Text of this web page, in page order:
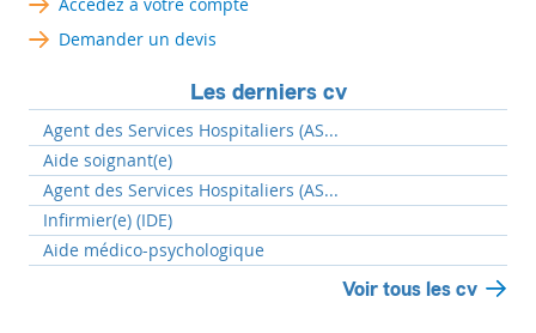
Demander un devis
Les derniers cv
Agent des Services Hospitaliers (AS...
Aide soignant(e)
Agent des Services Hospitaliers (AS...
Infirmier(e) (IDE)
Aide médico-psychologique
Voir tous les cv